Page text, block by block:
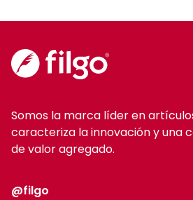
Somos la marca líder en
caracteriza la innovación y una
de valor agregado.
@filgo